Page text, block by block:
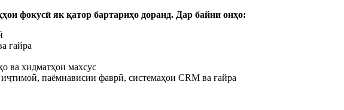
фокусӣ як қатор бартариҳо доранд. Дар байни онҳо:
ғайра
ва хидматҳои махсус
паёмнависии фаврӣ, системаҳои CRM ва ғайра